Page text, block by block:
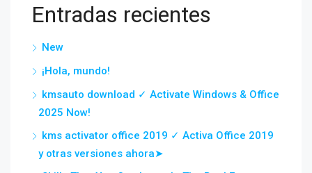
Entradas recientes
New
¡Hola, mundo!
kmsauto download ✓ Activate Windows & Office
2025 Now!
kms activator office 2019 ✓ Activa Office 2019
y otras versiones ahora➤